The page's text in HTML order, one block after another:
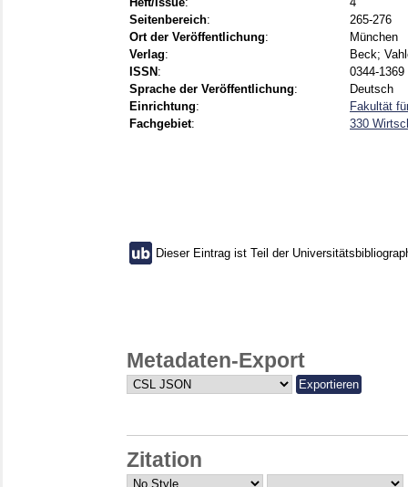
Seitenbereich:
265-276
Ort der Veröffentlichung:
München
Verlag:
Beck;
ISSN :
0344-1369
Sprache der Veröffentlichung:
Deutsch
Einrichtung:
Fakultät
Fachgebiet: 330
Dieser Eintrag ist Teil der
Metadaten-Export
Zitation